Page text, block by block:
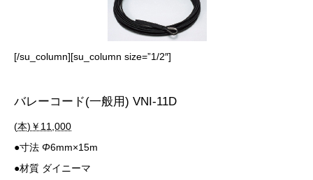
[/su_column][su_column size=”1/2″]
バレーコード(一般用) VNI-11D
(本)￥11,000
●寸法 Φ6mm×15m
●材質 ダイニーマ